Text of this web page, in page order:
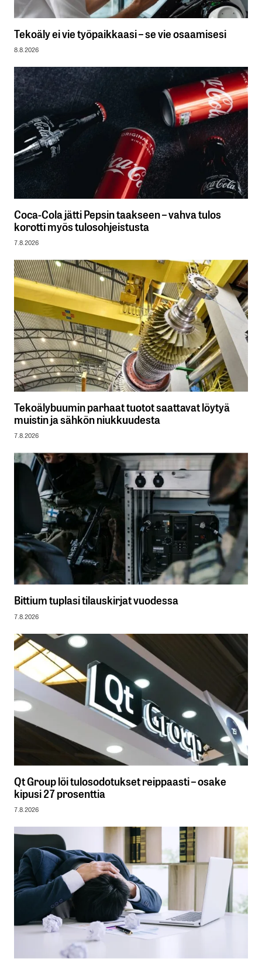
Tekoäly ei vie työpaikkaasi – se vie osaamisesi
8.8.2026
Coca-Cola jätti Pepsin taakseen – vahva tulos
korotti myös tulosohjeistusta
7.8.2026
Tekoälybuumin parhaat tuotot saattavat löytyä
muistin ja sähkön niukkuudesta
7.8.2026
Bittium tuplasi tilauskirjat vuodessa
7.8.2026
Qt Group löi tulosodotukset reippaasti – osake
kipusi 27 prosenttia
7.8.2026